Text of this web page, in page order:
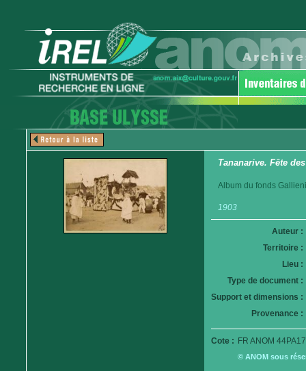
Tananarive. Fête
Album du fonds
1903
Auteur :
Territoire :
Lieu :
Type de document :
Support et dimensions :
Provenance :
Cote : FR ANOM
© ANOM sous